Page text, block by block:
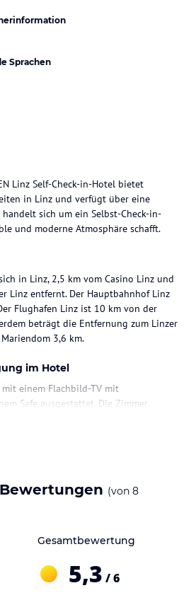
Sprachen
Linz Self-Check-in-Hotel bietet
in Linz und verfügt über eine
handelt sich um ein Selbst-Check-in-
und moderne Atmosphäre schafft.
in Linz, 2,5 km vom Casino Linz und
Linz entfernt. Der Hauptbahnhof Linz
Flughafen Linz ist 10 km von der
beträgt die Entfernung zum Linzer
3,6 km.
im Hotel
einem Flachbild-TV mit
Safe ausgestattet. Die Zimmer
Badezimmer mit Dusche und
das als Buffet serviert wird.
Wandern und Fahrradfahren in und
(von 8
Gesamtbewertung
5,3 / 6